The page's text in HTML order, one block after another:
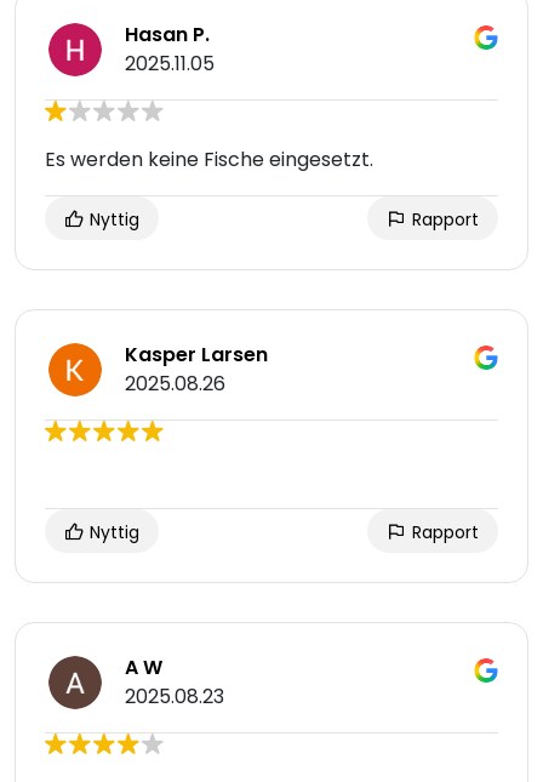
Hasan P.
2025.11.05
Es werden keine Fische eingesetzt.
Nyttig Rapport
Kasper Larsen
2025.08.26
Nyttig Rapport
A W
2025.08.23